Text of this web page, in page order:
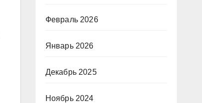
Февраль 2026
Январь 2026
Декабрь 2025
Ноябрь 2024